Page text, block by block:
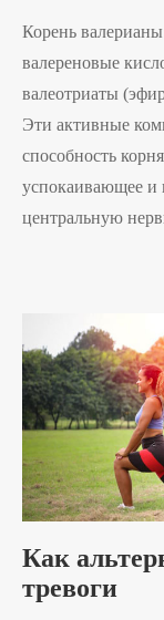
Корень
валереновые
валеотриаты
Эти активные
способность
успокаивающее и
центральную
Как
тревоги